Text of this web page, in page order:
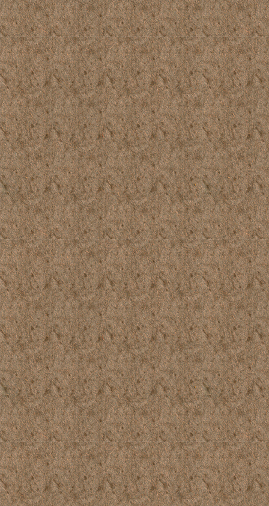
1969_390_126
1969_390_129
1969_390_132